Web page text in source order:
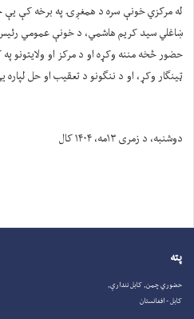
له مرکزي خونې سره د همغږۍ په برخه کې یې
ښاغلي سید کریم هاشمي، د خونې عمومي
حضور څخه مننه وکړه او د مرکز او
ټینګار وکړ، او د ننګونو د تعقیب او حل
دوشنبه، د زمری ۱۳مه، ۱۴۰۴ کال
پته
حضوري چمن, کابل نندارې,
کابل - افغانستان